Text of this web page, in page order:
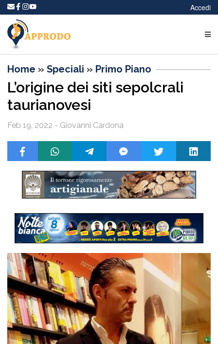
Accedi
Home » Speciali » Primo Piano
L’origine dei siti sepolcrali
taurianovesi
Feb 19, 2022 - Giovanni Cardona